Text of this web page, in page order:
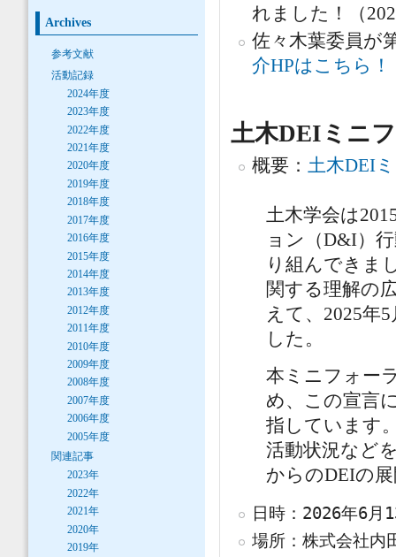
Archives
参考文献
活動記録
2024年度
2023年度
2022年度
2021年度
2020年度
2019年度
2018年度
2017年度
2016年度
2015年度
2014年度
2013年度
2012年度
2011年度
2010年度
2009年度
2008年度
2007年度
2006年度
2005年度
関連記事
2023年
2022年
2021年
2020年
2019年
れました！（
佐々木葉委員が
介HPはこちら！
土木DEIミニ
概要： 土木DEI
土木学会は
ョン（D&I）
り組んできま
関する理解の
えて、2025年
した。
本ミニフォー
め、この宣言
指しています
活動状況など
からのDEIの
日時：2026年6月
場所：株式会社